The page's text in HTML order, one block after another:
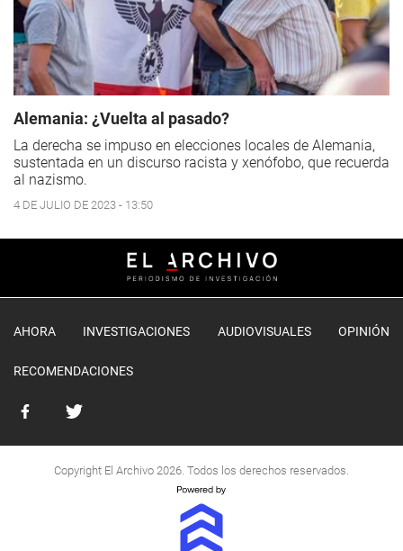
Alemania: ¿Vuelta al pasado?
La derecha se impuso en elecciones locales de Alemania,
sustentada en un discurso racista y xenófobo, que recuerda
al nazismo.
4 DE JULIO DE 2023 - 13:50
AHORA INVESTIGACIONES AUDIOVISUALES OPINIÓN
RECOMENDACIONES
Copyright El Archivo 2026. Todos los derechos reservados.